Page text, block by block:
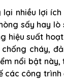
nhiều lợi
sấy hay
hiệu suất
cháy,
nổi bật
công trình